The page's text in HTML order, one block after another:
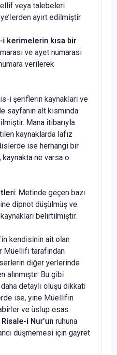
veya talebeleri
ayırt edilmiştir.
i kerimelerin kısa bir
ve ayet numarası
verilerek
i şeriflerin kaynakları ve
sayfanın alt kısmında
Mana itibarıyla
kaynaklarda lafız
ise herhangi bir
ne varsa o
: Metinde geçen bazı
dipnot düşülmüş ve
belirtilmiştir.
kendisinin ait olan
Müellifi tarafından
diğer yerlerinde
alınmıştır. Bu gibi
daha detaylı oluşu dikkati
ise, yine Müellifin
ve üslup esas
Risale-i Nur’un ruhuna
düşmemesi için gayret